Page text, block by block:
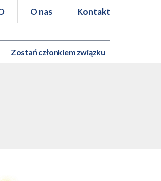
O nas Kontakt
Zostań członkiem związku